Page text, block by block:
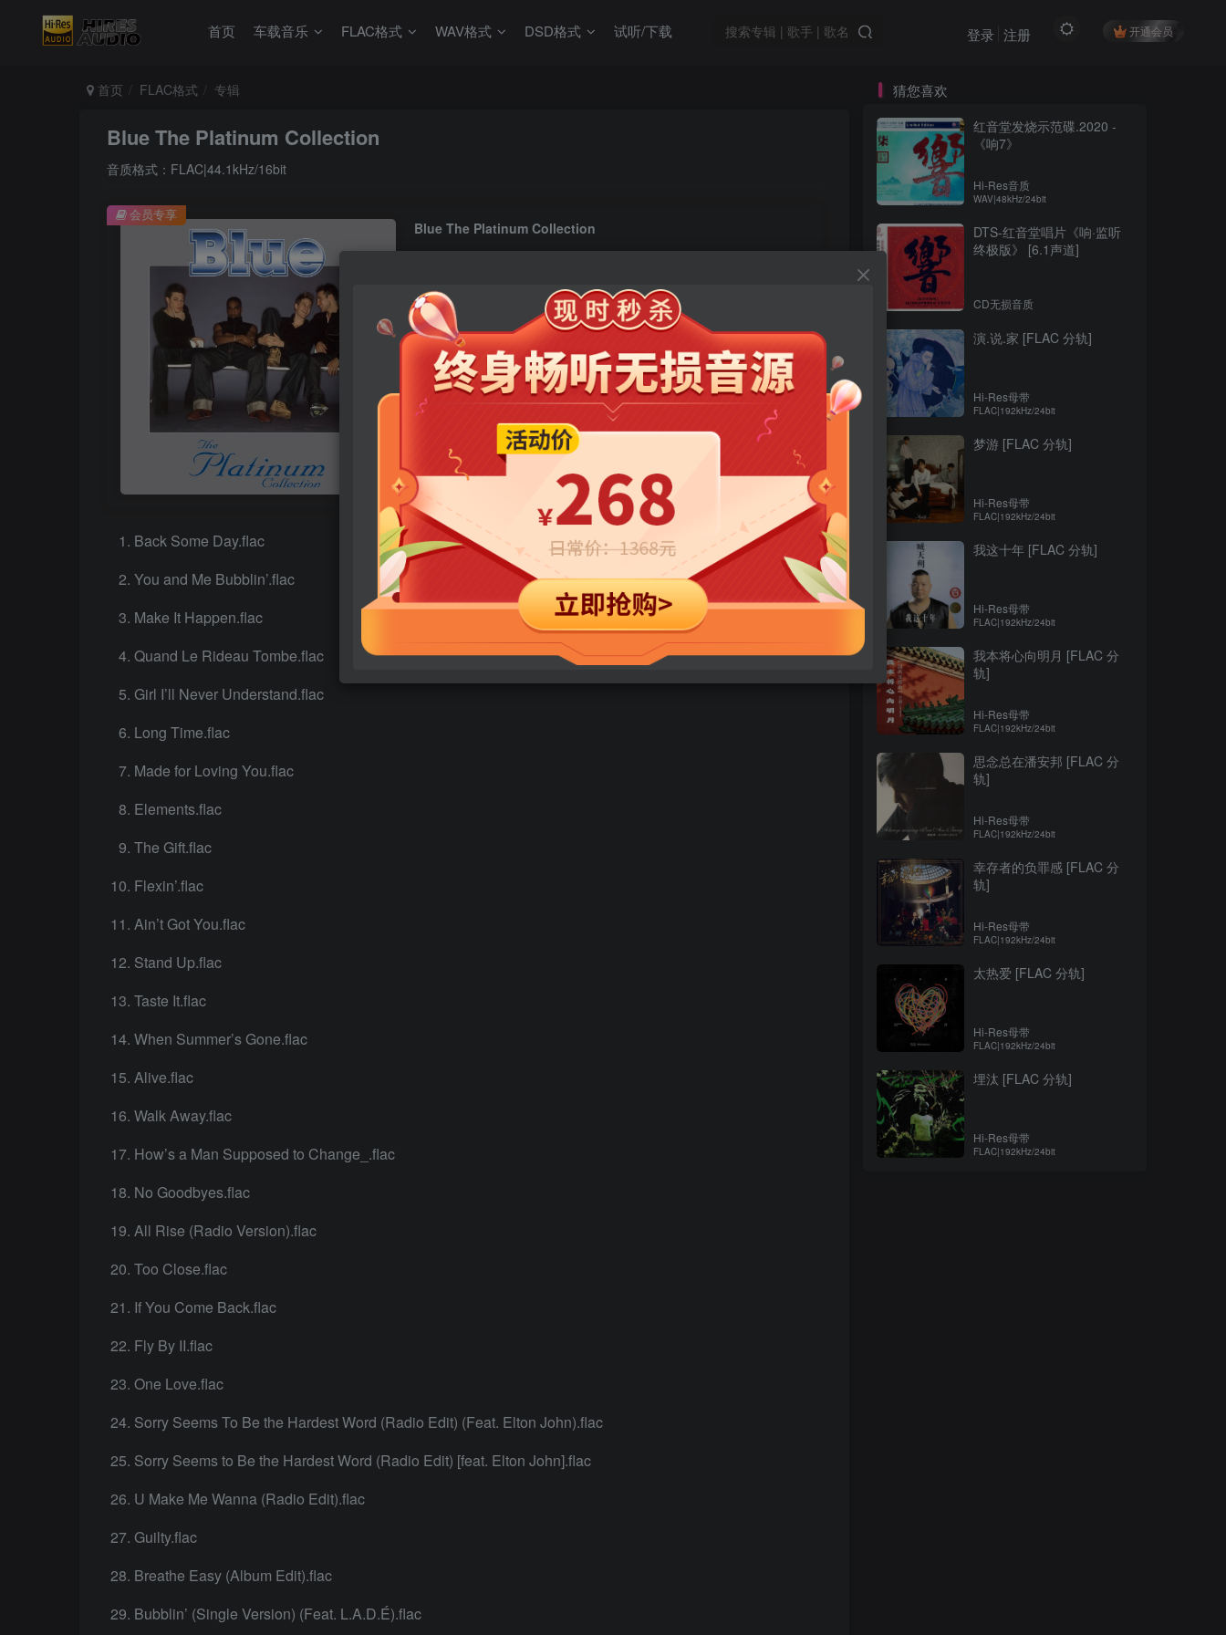
首页 车载音乐 FLAC格式 WAV格式 DSD格式 试听/下载 开通会员
登录 注册
首页 FLAC格式 专辑
Blue The Platinum Collection
音质格式：FLAC|44.1kHz/16bit
Blue The Platinum Collection
￥9.9 限时特惠
￥99
年卡会员免费 永久会员 免费
立即购买
您当前未登录！建议登陆后购买，可保存购买订单
会员专享
Back Some Day.flac
You and Me Bubblin’.flac
Make It Happen.flac
Quand Le Rideau Tombe.flac
Girl I’ll Never Understand.flac
Long Time.flac
Made for Loving You.flac
Elements.flac
The Gift.flac
Flexin’.flac
Ain’t Got You.flac
Stand Up.flac
Taste It.flac
When Summer’s Gone.flac
Alive.flac
Walk Away.flac
How’s a Man Supposed to Change_.flac
No Goodbyes.flac
All Rise (Radio Version).flac
Too Close.flac
If You Come Back.flac
Fly By II.flac
One Love.flac
Sorry Seems To Be the Hardest Word (Radio Edit) (Feat. Elton John).flac
Sorry Seems to Be the Hardest Word (Radio Edit) [feat. Elton John].flac
U Make Me Wanna (Radio Edit).flac
Guilty.flac
Breathe Easy (Album Edit).flac
Bubblin’ (Single Version) (Feat. L.A.D.É).flac
猜您喜欢
红音堂发烧示范碟.2020 -
《响7》
Hi-Res音质
WAV|48kHz/24bit
DTS-红音堂唱片《响·监听
终极版》 [6.1声道]
CD无损音质
演.说.家 [FLAC 分轨]
Hi-Res母带
FLAC|192kHz/24bit
梦游 [FLAC 分轨]
Hi-Res母带
FLAC|192kHz/24bit
我这十年 [FLAC 分轨]
Hi-Res母带
FLAC|192kHz/24bit
我本将心向明月 [FLAC 分
轨]
Hi-Res母带
FLAC|192kHz/24bit
思念总在潘安邦 [FLAC 分
轨]
Hi-Res母带
FLAC|192kHz/24bit
幸存者的负罪感 [FLAC 分
轨]
Hi-Res母带
FLAC|192kHz/24bit
太热爱 [FLAC 分轨]
Hi-Res母带
FLAC|192kHz/24bit
埋汰 [FLAC 分轨]
Hi-Res母带
FLAC|192kHz/24bit